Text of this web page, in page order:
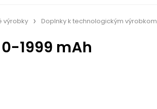
výrobky Doplnky k technologickým výrobkom
1999 mAh